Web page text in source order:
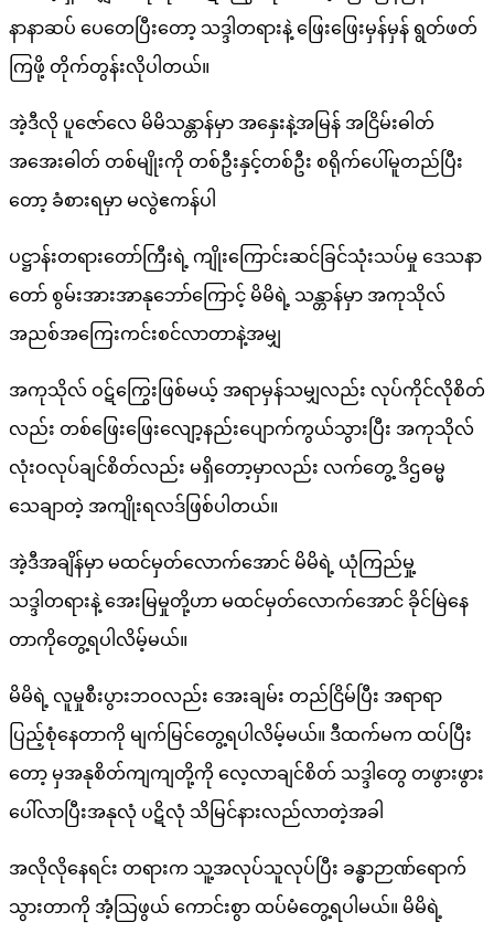
နာနာဆပ် ပေတေပြီးတော့ သဒ္ဒါတရားနဲ့ ဖြေးဖြေးမှန်မှန် ရွတ်ဖတ်
ကြဖို့ တိုက်တွန်းလိုပါတယ်။
အဲ့ဒီလို ပူဇော်လေ မိမိသန္တာန်မှာ အနှေးနဲ့အမြန် အငြိမ်းဓါတ်
အအေးဓါတ် တစ်မျိုးကို တစ်ဦးနှင့်တစ်ဦး စရိုက်ပေါ်မူတည်ပြီး
တော့ ခံစားရမှာ မလွဲဧကန်ပါ
ပဋ္ဌာန်းတရားတော်ကြီးရဲ့ ကျိုးကြောင်းဆင်ခြင်သုံးသပ်မှု ဒေသနာ
တော် စွမ်းအားအာနုဘော်ကြောင့် မိမိရဲ့ သန္တာန်မှာ အကုသိုလ်
အညစ်အကြေးကင်းစင်လာတာနဲ့အမျှ
အကုသိုလ် ဝဋ်ကြွေးဖြစ်မယ့် အရာမှန်သမျှလည်း လုပ်ကိုင်လိုစိတ်
လည်း တစ်ဖြေးဖြေးလျော့နည်းပျောက်ကွယ်သွားပြီး အကုသိုလ်
လုံးဝလုပ်ချင်စိတ်လည်း မရှိတော့မှာလည်း လက်တွေ့ ဒိဌဓမ္မ
သေချာတဲ့ အကျိုးရလဒ်ဖြစ်ပါတယ်။
အဲ့ဒီအချိန်မှာ မထင်မှတ်လောက်အောင် မိမိရဲ့ ယုံကြည်မှု့
သဒ္ဒါတရားနဲ့ အေးမြမှုတို့ဟာ မထင်မှတ်လောက်အောင် ခိုင်မြဲနေ
တာကိုတွေ့ရပါလိမ့်မယ်။
မိမိရဲ့ လူမှုစီးပွားဘဝလည်း အေးချမ်း တည်ငြိမ်ပြီး အရာရာ
ပြည့်စုံနေတာကို မျက်မြင်တွေ့ရပါလိမ့်မယ်။ ဒီထက်မက ထပ်ပြီး
တော့ မှအနုစိတ်ကျကျတို့ကို လေ့လာချင်စိတ် သဒ္ဒါတွေ တဖွားဖွား
ပေါ်လာပြီးအနုလုံ ပဋိလုံ သိမြင်နားလည်လာတဲ့အခါ
အလိုလိုနေရင်း တရားက သူ့အလုပ်သူလုပ်ပြီး ခန္ဓာဉာဏ်ရောက်
သွားတာကို အံ့သြဖွယ် ကောင်းစွာ ထပ်မံတွေ့ရပါမယ်။ မိမိရဲ့